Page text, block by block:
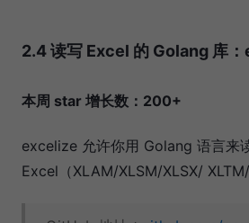
2.4 读写 Excel 的 Golang 库
本周 star 增长数：200+
excelize 允许你用 Golang 语言来
Excel（XLAM/XLSM/XLSX/ XLTM/